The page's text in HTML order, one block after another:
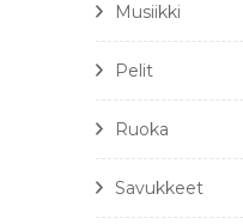
Musiikki
Pelit
Ruoka
Savukkeet